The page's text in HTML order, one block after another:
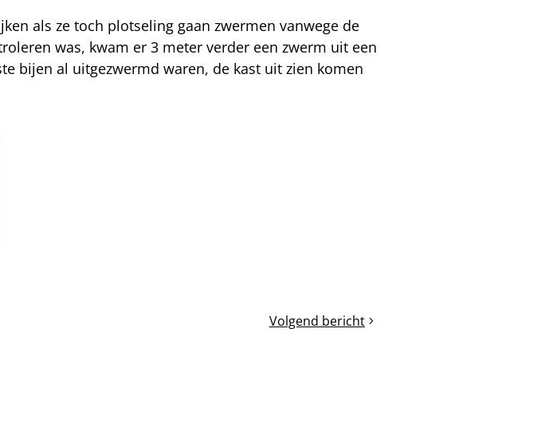
als ze toch plotseling gaan zwermen vanwege de
was, kwam er 3 meter verder een zwerm uit een
bijen al uitgezwermd waren, de kast uit zien komen
Volgend bericht
Een